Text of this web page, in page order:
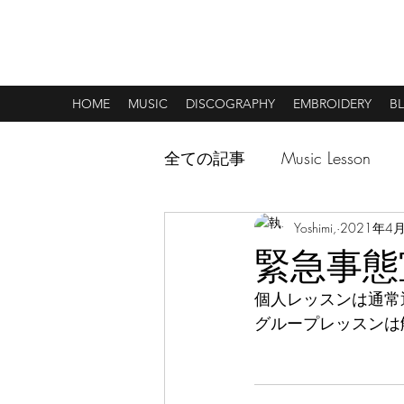
HOME MUSIC DISCOGRAPHY EMBROIDERY
全ての記事 Music Lesson
緊急事
Yoshimi, 2021年4
個人レッスンは通
グループレッスン